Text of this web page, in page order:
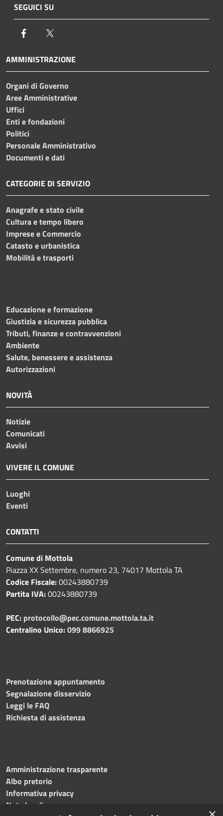
SEGUICI SU
Facebook
AMMINISTRAZIONE
Organi di Governo
Aree Amministrative
Uffici
Enti e fondazioni
Politici
Personale Amministrativo
Documenti e dati
CATEGORIE DI SERVIZIO
Anagrafe e stato civile
Cultura e tempo libero
Imprese e Commercio
Catasto e urbanistica
Mobilità e trasporti
Educazione e formazione
Giustizia e sicurezza pubblica
Tributi, finanze e contravvenzioni
Ambiente
Salute, benessere e assistenza
Autorizzazioni
NOVITÀ
Notizie
Comunicati
Avvisi
VIVERE IL COMUNE
Luoghi
Eventi
CONTATTI
Comune di Mottola
Piazza XX Settembre, numero 23, 74017 Mottola TA
Codice Fiscale:00243880739
Partita IVA:00243880739
PEC: protocollo@pec.comune.mottola.ta.it
Centralino Unico:099 8866925
Prenotazione appuntamento
Segnalazione disservizio
Leggi le FAQ
Richiesta di assistenza
Amministrazione trasparente
Albo pretorio
Informativa privacy
Note legali